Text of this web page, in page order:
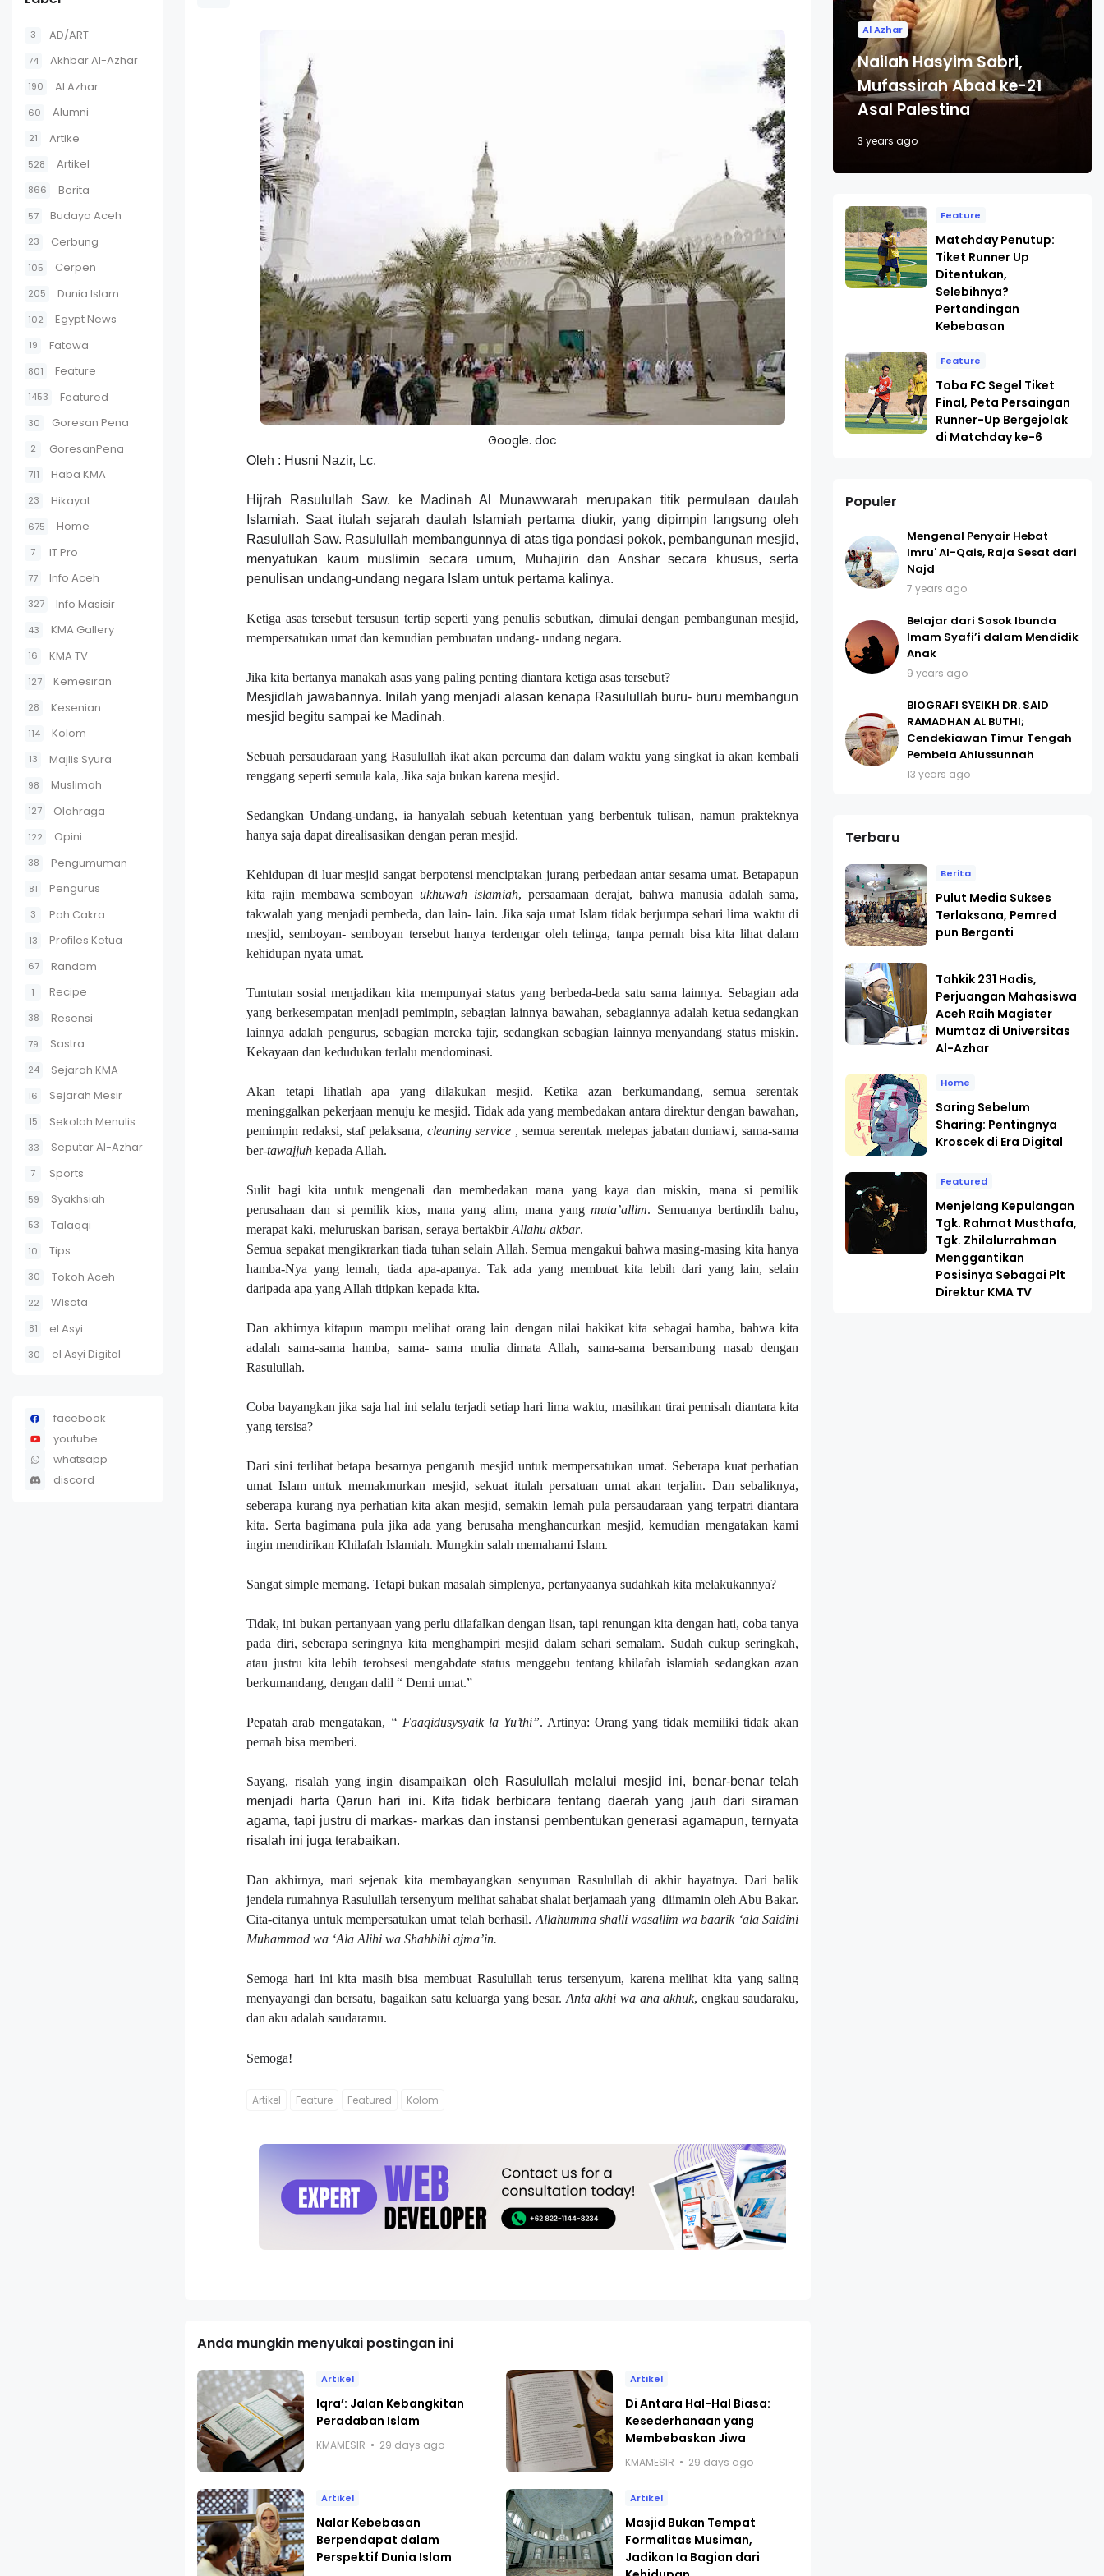
3 AD/ART
74 Akhbar Al-Azhar
190 Al Azhar
60 Alumni
21 Artike
528 Artikel
866 Berita
57 Budaya Aceh
23 Cerbung
105 Cerpen
205 Dunia Islam
102 Egypt News
19 Fatawa
801 Feature
1453 Featured
30 Goresan Pena
2 GoresanPena
711 Haba KMA
23 Hikayat
675 Home
7 IT Pro
77 Info Aceh
327 Info Masisir
43 KMA Gallery
16 KMA TV
127 Kemesiran
28 Kesenian
114 Kolom
13 Majlis Syura
98 Muslimah
127 Olahraga
122 Opini
38 Pengumuman
81 Pengurus
3 Poh Cakra
13 Profiles Ketua
67 Random
1 Recipe
38 Resensi
79 Sastra
24 Sejarah KMA
16 Sejarah Mesir
15 Sekolah Menulis
33 Seputar Al-Azhar
7 Sports
59 Syakhsiah
53 Talaqqi
10 Tips
30 Tokoh Aceh
22 Wisata
81 el Asyi
30 el Asyi Digital
facebook
youtube
whatsapp
discord
Google. doc
Oleh : Husni Nazir, Lc.
Hijrah Rasulullah Saw. ke Madinah Al Munawwarah merupakan titik permulaan daulah
Islamiah. Saat itulah sejarah daulah Islamiah pertama diukir, yang dipimpin langsung oleh
Rasulullah Saw. Rasulullah membangunnya di atas tiga pondasi pokok, pembangunan mesjid,
menyatukan kaum muslimin secara umum, Muhajirin dan Anshar secara khusus, serta
penulisan undang-undang negara Islam untuk pertama kalinya.
Ketiga asas tersebut tersusun tertip seperti yang penulis sebutkan, dimulai dengan pembangunan mesjid,
mempersatukan umat dan kemudian pembuatan undang- undang negara.
Jika kita bertanya manakah asas yang paling penting diantara ketiga asas tersebut?
Mesjidlah jawabannya. Inilah yang menjadi alasan kenapa Rasulullah buru- buru membangun
mesjid begitu sampai ke Madinah.
Sebuah persaudaraan yang Rasulullah ikat akan percuma dan dalam waktu yang singkat ia akan kembali
renggang seperti semula kala, Jika saja bukan karena mesjid.
Sedangkan Undang-undang, ia hanyalah sebuah ketentuan yang berbentuk tulisan, namun prakteknya
hanya saja dapat direalisasikan dengan peran mesjid.
Kehidupan di luar mesjid sangat berpotensi menciptakan jurang perbedaan antar sesama umat. Betapapun
kita rajin membawa semboyanukhuwah islamiah, persaamaan derajat, bahwa manusia adalah sama,
takwalah yang menjadi pembeda, dan lain- lain. Jika saja umat Islam tidak berjumpa sehari lima waktu di
mesjid, semboyan- semboyan tersebut hanya terdengar oleh telinga, tanpa pernah bisa kita lihat dalam
kehidupan nyata umat.
Tuntutan sosial menjadikan kita mempunyai status yang berbeda-beda satu sama lainnya. Sebagian ada
yang berkesempatan menjadi pemimpin, sebagian lainnya bawahan, sebagiannya adalah ketua sedangkan
lainnya adalah pengurus, sebagian mereka tajir, sedangkan sebagian lainnya menyandang status miskin.
Kekayaan dan kedudukan terlalu mendominasi.
Akan tetapi lihatlah apa yang dilakukan mesjid. Ketika azan berkumandang, semua serentak
meninggalkan pekerjaan menuju ke mesjid. Tidak ada yang membedakan antara direktur dengan bawahan,
pemimpin redaksi, staf pelaksana, cleaning service , semua serentak melepas jabatan duniawi, sama-sama
ber-tawajjuh kepada Allah.
Sulit bagi kita untuk mengenali dan membedakan mana yang kaya dan miskin, mana si pemilik
perusahaan dan si pemilik kios, mana yang alim, mana yangmuta’allim. Semuanya bertindih bahu,
merapat kaki, meluruskan barisan, seraya bertakbirAllahu akbar.
Semua sepakat mengikrarkan tiada tuhan selain Allah. Semua mengakui bahwa masing-masing kita hanya
hamba-Nya yang lemah, tiada apa-apanya. Tak ada yang membuat kita lebih dari yang lain, selain
daripada apa yang Allah titipkan kepada kita.
Dan akhirnya kitapun mampu melihat orang lain dengan nilai hakikat kita sebagai hamba, bahwa kita
adalah sama-sama hamba, sama- sama mulia dimata Allah, sama-sama bersambung nasab dengan
Rasulullah.
Coba bayangkan jika saja hal ini selalu terjadi setiap hari lima waktu, masihkan tirai pemisah diantara kita
yang tersisa?
Dari sini terlihat betapa besarnya pengaruh mesjid untuk mempersatukan umat. Seberapa kuat perhatian
umat Islam untuk memakmurkan mesjid, sekuat itulah persatuan umat akan terjalin. Dan sebaliknya,
seberapa kurang nya perhatian kita akan mesjid, semakin lemah pula persaudaraan yang terpatri diantara
kita. Serta bagimana pula jika ada yang berusaha menghancurkan mesjid, kemudian mengatakan kami
ingin mendirikan Khilafah Islamiah. Mungkin salah memahami Islam.
Sangat simple memang. Tetapi bukan masalah simplenya, pertanyaanya sudahkah kita melakukannya?
Tidak, ini bukan pertanyaan yang perlu dilafalkan dengan lisan, tapi renungan kita dengan hati, coba tanya
pada diri, seberapa seringnya kita menghampiri mesjid dalam sehari semalam. Sudah cukup seringkah,
atau justru kita lebih terobsesi mengabdate status menggebu tentang khilafah islamiah sedangkan azan
berkumandang, dengan dalil “ Demi umat.”
Pepatah arab mengatakan, “ Faaqidusysyaik la Yu’thi”. Artinya: Orang yang tidak memiliki tidak akan
pernah bisa memberi.
Sayang, risalah yang ingin disampaikan oleh Rasulullah melalui mesjid ini, benar-benar telah
menjadi harta Qarun hari ini. Kita tidak berbicara tentang daerah yang jauh dari siraman
agama, tapi justru di markas- markas dan instansi pembentukan generasi agamapun, ternyata
risalah ini juga terabaikan.
Dan akhirnya, mari sejenak kita membayangkan senyuman Rasulullah di akhir hayatnya. Dari balik
jendela rumahnya Rasulullah tersenyum melihat sahabat shalat berjamaah yang diimamin oleh Abu Bakar.
Cita-citanya untuk mempersatukan umat telah berhasil.Allahumma shalli wasallim wa baarik ‘ala Saidini
Muhammad wa ‘Ala Alihi wa Shahbihi ajma’in.
Semoga hari ini kita masih bisa membuat Rasulullah terus tersenyum, karena melihat kita yang saling
menyayangi dan bersatu, bagaikan satu keluarga yang besar.Anta akhi wa ana akhuk, engkau saudaraku,
dan aku adalah saudaramu.
Semoga!
Artikel Feature Featured Kolom
Anda mungkin menyukai postingan ini
Artikel
Iqra’: Jalan Kebangkitan
Peradaban Islam
KMAMESIR 29 days ago
Artikel
Di Antara Hal-Hal Biasa:
Kesederhanaan yang
Membebaskan Jiwa
KMAMESIR 29 days ago
Artikel
Nalar Kebebasan
Berpendapat dalam
Perspektif Dunia Islam
Artikel
Masjid Bukan Tempat
Formalitas Musiman,
Jadikan Ia Bagian dari
Al Azhar
Nailah Hasyim Sabri,
Mufassirah Abad ke-21
Asal Palestina
3 years ago
Feature
Matchday Penutup:
Tiket Runner Up
Ditentukan,
Selebihnya?
Pertandingan
Kebebasan
Feature
Toba FC Segel Tiket
Final, Peta Persaingan
Runner-Up Bergejolak
di Matchday ke-6
Populer
Mengenal Penyair Hebat
Imru' Al-Qais, Raja Sesat dari
Najd
7 years ago
Belajar dari Sosok Ibunda
Imam Syafi’i dalam Mendidik
Anak
9 years ago
BIOGRAFI SYEIKH DR. SAID
RAMADHAN AL BUTHI;
Cendekiawan Timur Tengah
Pembela Ahlussunnah
13 years ago
Terbaru
Berita
Pulut Media Sukses
Terlaksana, Pemred
pun Berganti
Tahkik 231 Hadis,
Perjuangan Mahasiswa
Aceh Raih Magister
Mumtaz di Universitas
Al-Azhar
Home
Saring Sebelum
Sharing: Pentingnya
Kroscek di Era Digital
Featured
Menjelang Kepulangan
Tgk. Rahmat Musthafa,
Tgk. Zhilalurrahman
Menggantikan
Posisinya Sebagai Plt
Direktur KMA TV